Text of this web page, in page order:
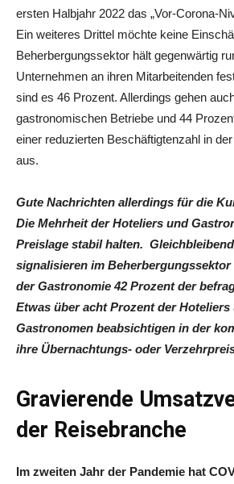
ersten Halbjahr 2022 das „Vor-Corona-
Ein weiteres Drittel möchte keine
Beherbergungssektor hält gegenwärtig
Unternehmen an ihren Mitarbeitenden
sind es 46 Prozent. Allerdings gehen
gastronomischen Betriebe und 44
einer reduzierten Beschäftigtenzahl in
aus.
Gute Nachrichten allerdings für die
Die Mehrheit der Hoteliers und
Preislage stabil halten.
signalisieren im Beherbergungssektor
der Gastronomie 42 Prozent der
Etwas über acht Prozent der Hoteliers
Gastronomen beabsichtigen in der
ihre Übernachtungs- oder
Gravierende
der Reisebranche
Im zweiten Jahr der Pandemie hat